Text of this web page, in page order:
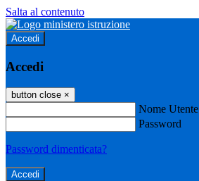
Salta al contenuto
Accedi
Accedi
button close ×
Nome Utente
Password
Password dimenticata?